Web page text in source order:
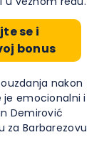
se i
bonus
nakon
je emocionalni i
Demirović
za Barbarezovu